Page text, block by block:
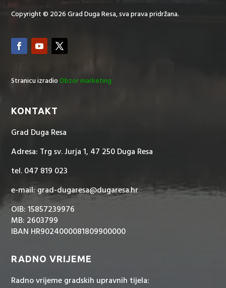
Copyright © 2026 Grad Duga Resa, sva prava pridržana.
Stranicu izradioObzor marketing
KONTAKT
Grad Duga Resa
Adresa: Trg sv. Jurja 1, 47 250 Duga Resa
tel. 047 819 023
e-mail: grad-dugaresa@dugaresa.hr
OIB: 15857239976
MB: 2603799
IBAN HR9024000081809900000
RADNO VRIJEME
Radno vrijeme gradskih upravnih tijela: